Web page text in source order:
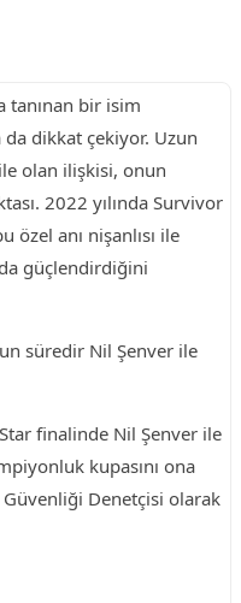
tanınan bir isim
da dikkat çekiyor. Uzun
olan ilişkisi, onun
2022 yılında Survivor
özel anı nişanlısı ile
güçlendirdiğini
süredir Nil Şenver ile
Star finalinde Nil Şenver ile
kupasını ona
Güvenliği Denetçisi olarak